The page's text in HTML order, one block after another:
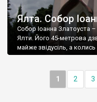
Ялта. Собор
Собор Іоанна Златоуста
Ялти. Його 45-метрова
майже звідусіль, а
1 2 3